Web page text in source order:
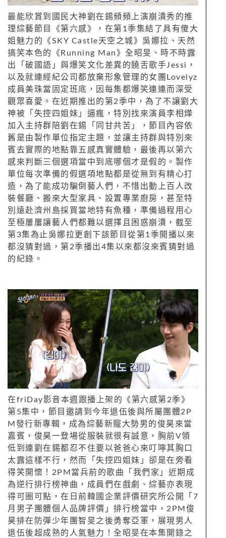
最能欣賞到國民大神劉在錫頻頻上演崩潰秀的推
理綜藝節目《第六感》，在第1季集結了具有傻大
姐魅力的《SKY Castle天空之城》吳娜拉、天然
搞笑本色的《Running Man》全昭旻、時不時露
出「破國語」與爆笑文化差異的饒舌歌手Jessi，
以及就連經紀公司都放棄形象管理的女團Lovelyz
成員美珠當固定班底，因每集都爆笑連連而深受
觀眾喜愛。在近期推出的第2季中，為了不讓劉大
神被「失控四姐妹」逼瘋，特別找來演員李相燁
加入主持群陪劉在錫「同甘共苦」，節目內容依
舊是由製作單位指定主題，並讓主持群與特別來
賓去實際的地點靠五感真實體驗，最後再以第六
感來判斷三個選項當中到底哪個才是假的。製作
單位每次準備的假選項地點都是從無到有精心打
造，為了能成功騙倒藝人們，不惜出動上百人改
裝餐廳、搬來大型家具、設置專業廚房，甚至特
別遠赴濟州島採買當地特有魚種，準備過程用心
至極屢屢讓藝人們都難以選擇且困惑崩潰，截至
第3集為止吳娜拉更創下該節目從第1季開播以來
都沒猜對過，第2季播出4集以來都沒來賓猜對過
的紀錄。
在friDay影音本週跟播上架的《第六感第2季》
第5集中，節目邀請到今年退伍後與所屬團體2P
M發行新專輯，成為綜藝新寵大勢男的俊昊來當
嘉賓，俊昊一登場從服裝就很有誠意，胸前V領
低到連劉在錫都忍不住要以爸爸心來叮嚀其胸口
太露這樣不行，然而「失控四姐妹」卻是在旁看
得笑開懷！2PM當兵前的歌曲「我們家」近期成
為逆行排行榜神曲，成員們在戲劇、綜藝亦表現
得可圈可點，在日前韓國企業評價研究所公開「7
月男子團體個人品牌評價」排行榜當中，2PM俊
昊排在防彈少年團智旻之後勇奪亞軍，展現男人
退伍後超成熟的人氣魅力！全昭旻在本集開錄之